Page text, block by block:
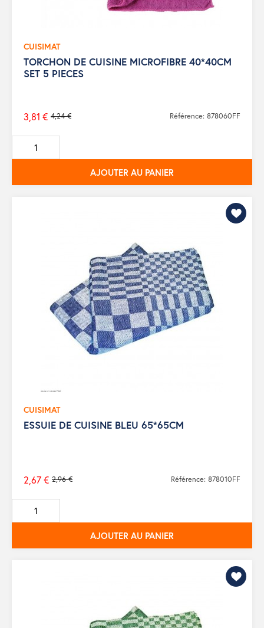
CUISIMAT
TORCHON DE CUISINE MICROFIBRE 40*40CM
SET 5 PIECES
Prix
de
base
4,24 €
3,81 € Référence: 878060FF
AJOUTER AU PANIER
CUISIMAT
ESSUIE DE CUISINE BLEU 65*65CM
Prix
de
base
2,96 €
2,67 € Référence: 878010FF
AJOUTER AU PANIER